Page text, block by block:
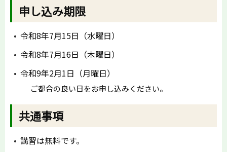
申し込み期限
令和8年7月15日（水曜日）
令和8年7月16日（木曜日）
令和9年2月1日（月曜日）
ご都合の良い日をお申し込みください。
共通事項
講習は無料です。